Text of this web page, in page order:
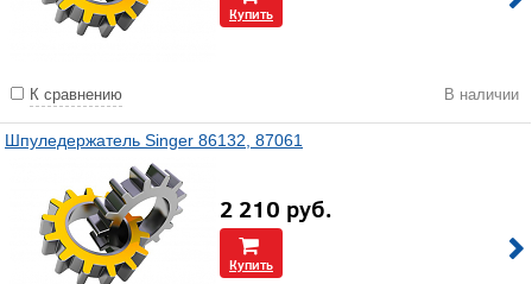
Купить
К сравнению В наличии
Шпуледержатель Singer 86132, 87061
2 210 руб.
Купить